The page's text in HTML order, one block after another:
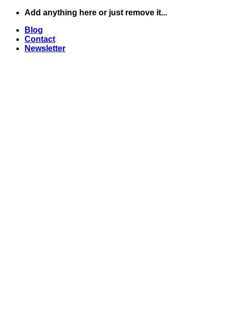
Skip
content
Add anything here or just remove it...
Blog
Contact
Newsletter